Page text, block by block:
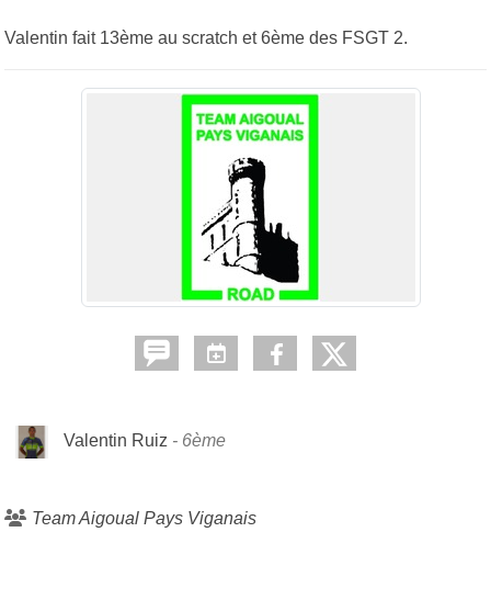
Valentin fait 13ème au scratch et 6ème des FSGT 2.
Valentin Ruiz 6ème
Team Aigoual Pays Viganais